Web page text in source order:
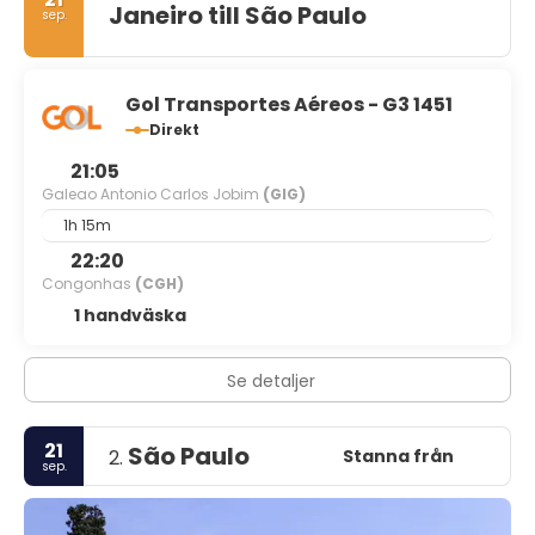
sep.
Janeiro till São Paulo
Gol Transportes Aéreos - G3 1451
Direkt
21:05
Galeao Antonio Carlos Jobim (GIG)
1h 15m
22:20
Congonhas (CGH)
1 handväska
Se detaljer
21
sep. 2. São Paulo Stanna från